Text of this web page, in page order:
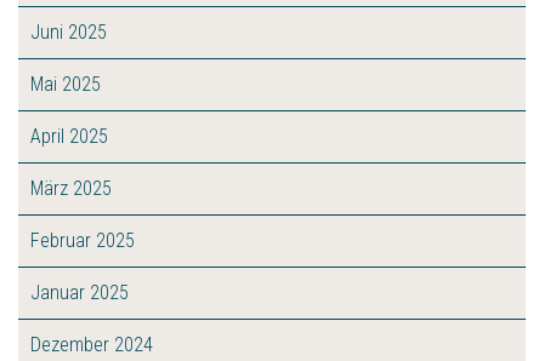
Juni 2025
Mai 2025
April 2025
März 2025
Februar 2025
Januar 2025
Dezember 2024